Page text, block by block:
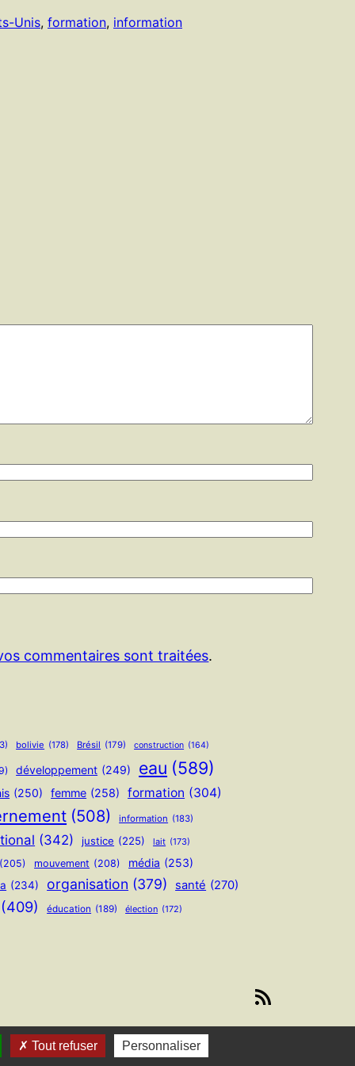
Unis, formation, information
commentaires sont traitées.
bolivie (178) Brésil (179) construction (164)
développement (249) eau (589)
(250) femme (258) formation (304)
(508) information (183)
(342) justice (225) lait (173)
(205) mouvement (208) média (253)
(234) organisation (379) santé (270)
(409) éducation (189) élection (172)
Flux RSS
Tout refuser Personnaliser